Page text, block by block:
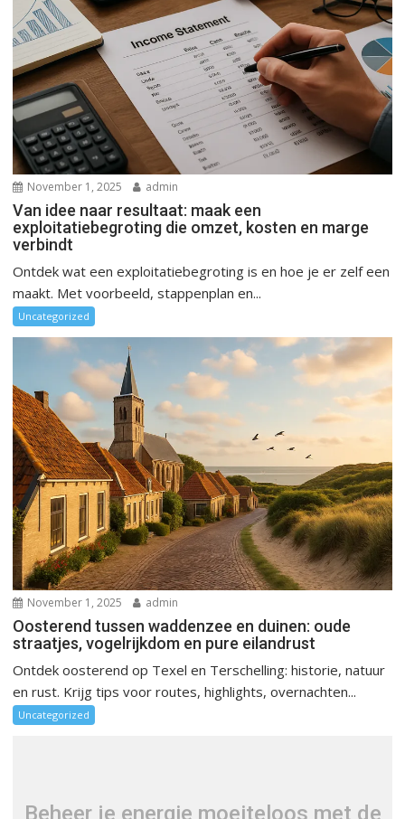
November 1, 2025 admin
Van idee naar resultaat: maak een
exploitatiebegroting die omzet, kosten en marge
verbindt
Ontdek wat een exploitatiebegroting is en hoe je er zelf een
maakt. Met voorbeeld, stappenplan en...
Uncategorized
November 1, 2025 admin
Oosterend tussen waddenzee en duinen: oude
straatjes, vogelrijkdom en pure eilandrust
Ontdek oosterend op Texel en Terschelling: historie, natuur
en rust. Krijg tips voor routes, highlights, overnachten...
Uncategorized
Beheer je energie moeiteloos met de